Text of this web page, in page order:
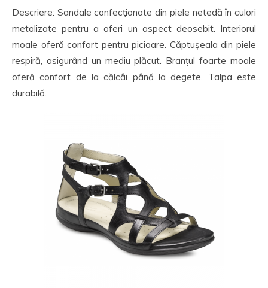
Descriere: Sandale confecţionate din piele netedă în culori
metalizate pentru a oferi un aspect deosebit. Interiorul
moale oferă confort pentru picioare. Căptușeala din piele
respiră, asigurând un mediu plăcut. Branțul foarte moale
oferă confort de la călcâi până la degete. Talpa este
durabilă.